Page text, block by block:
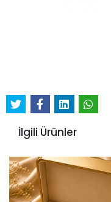
İlgili Ürünler